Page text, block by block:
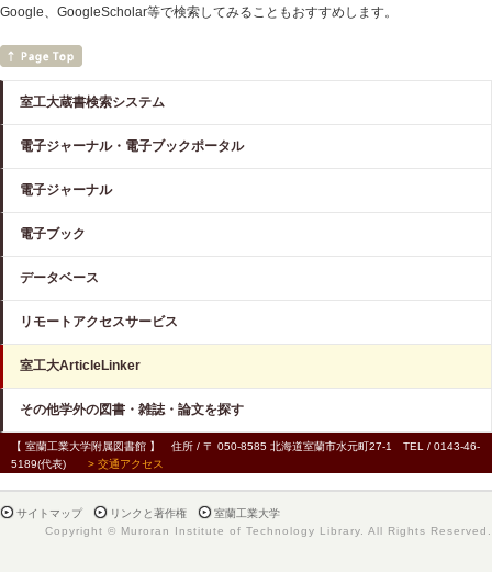
室工大蔵書検索システム
電子ジャーナル・電子ブックポータル
電子ジャーナル
電子ブック
データベース
リモートアクセスサービス
室工大ArticleLinker
その他学外の図書・雑誌・論文を探す
Google、GoogleScholar等で検索してみることもおすすめします。
【 室蘭工業大学附属図書館 】 住所 / 〒 050-8585 北海道室蘭市水元町27-1 TEL / 0143-46-
5189(代表) > 交通アクセス
サイトマップ リンクと著作権
室蘭工業大学
Copyright © Muroran Institute of Technology Library. All Rights Reserved.